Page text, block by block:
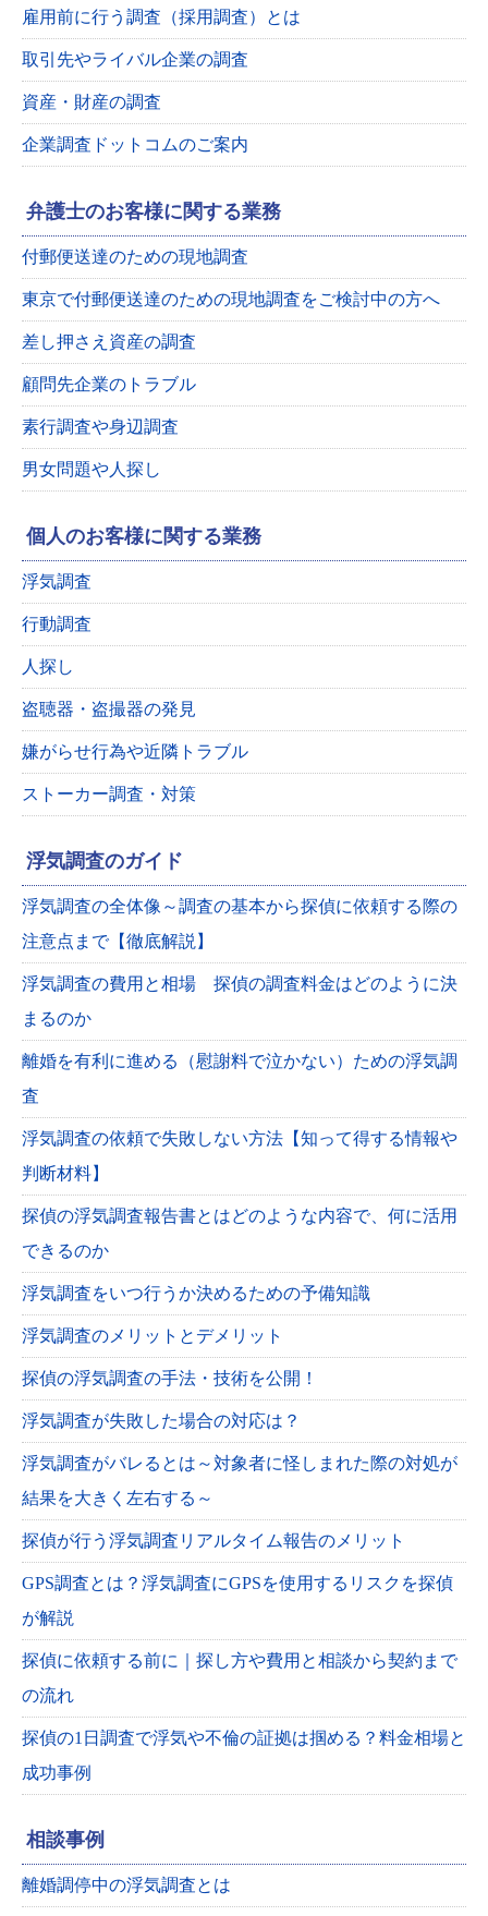
雇用前に行う調査（採用調査）とは
取引先やライバル企業の調査
資産・財産の調査
企業調査ドットコムのご案内
弁護士のお客様に関する業務
付郵便送達のための現地調査
東京で付郵便送達のための現地調査をご検討中の方へ
差し押さえ資産の調査
顧問先企業のトラブル
素行調査や身辺調査
男女問題や人探し
個人のお客様に関する業務
浮気調査
行動調査
人探し
盗聴器・盗撮器の発見
嫌がらせ行為や近隣トラブル
ストーカー調査・対策
浮気調査のガイド
浮気調査の全体像～調査の基本から探偵に依頼する際の
注意点まで【徹底解説】
浮気調査の費用と相場 探偵の調査料金はどのように決
まるのか
離婚を有利に進める（慰謝料で泣かない）ための浮気調
査
浮気調査の依頼で失敗しない方法【知って得する情報や
判断材料】
探偵の浮気調査報告書とはどのような内容で、何に活用
できるのか
浮気調査をいつ行うか決めるための予備知識
浮気調査のメリットとデメリット
探偵の浮気調査の手法・技術を公開！
浮気調査が失敗した場合の対応は？
浮気調査がバレるとは～対象者に怪しまれた際の対処が
結果を大きく左右する～
探偵が行う浮気調査リアルタイム報告のメリット
GPS調査とは？浮気調査にGPSを使用するリスクを探偵
が解説
探偵に依頼する前に｜探し方や費用と相談から契約まで
の流れ
探偵の1日調査で浮気や不倫の証拠は掴める？料金相場と
成功事例
相談事例
離婚調停中の浮気調査とは